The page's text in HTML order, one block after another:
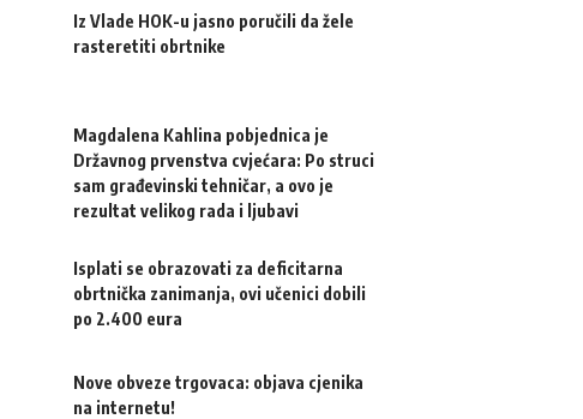
Iz Vlade HOK-u jasno poručili da žele
rasteretiti obrtnike
Magdalena Kahlina pobjednica je
Državnog prvenstva cvjećara: Po struci
sam građevinski tehničar, a ovo je
rezultat velikog rada i ljubavi
Isplati se obrazovati za deficitarna
obrtnička zanimanja, ovi učenici dobili
po 2.400 eura
Nove obveze trgovaca: objava cjenika
na internetu!